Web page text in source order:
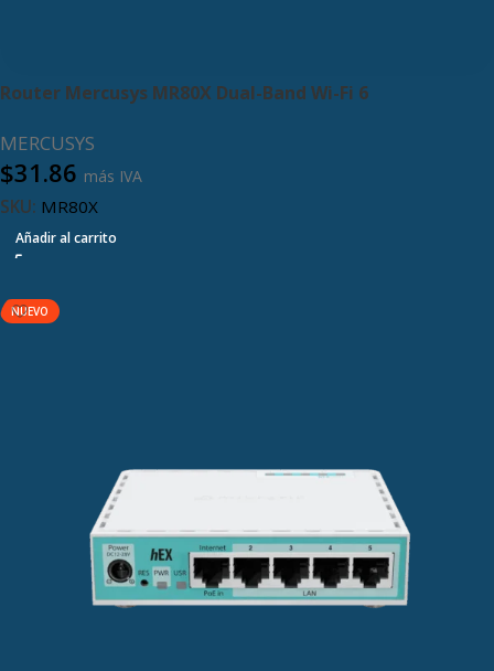
Router Mercusys MR80X Dual-Band Wi-Fi 6
MERCUSYS
$31.86 más IVA
SKU: MR80X
Añadir al carrito
NUEVO